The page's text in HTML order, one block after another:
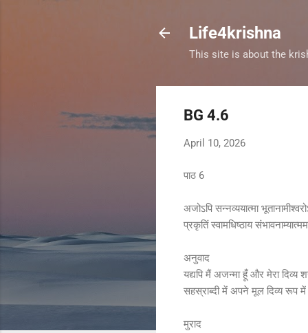
Life4krishna
This site is about the
BG 4.6
April 10, 2026
पाठ 6
अजोऽपि सन्नव्ययात्मा
प्रकृतिं स्वामधिष्ठाय
अनुवाद
यद्यपि मैं अजन्मा हूँ और मेरा दिव्य
सहस्राब्दी में अपने मूल दिव्य रूप में
मुराद